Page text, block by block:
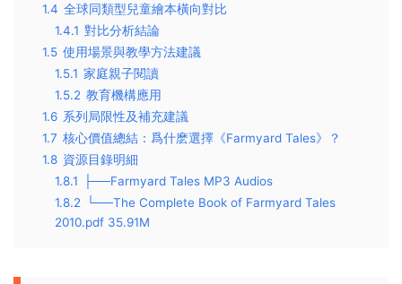
1.4 全球同類型兒童繪本橫向對比
1.4.1 對比分析結論
1.5 使用場景與教學方法建議
1.5.1 家庭親子閱讀
1.5.2 教育機構應用
1.6 系列局限性及補充建議
1.7 核心價值總結：爲什麽選擇《Farmyard Tales》？
1.8 資源目錄明細
1.8.1
├──Farmyard Tales MP3 Audios
1.8.2
└──The Complete Book of Farmyard Tales
2010.pdf 35.91M